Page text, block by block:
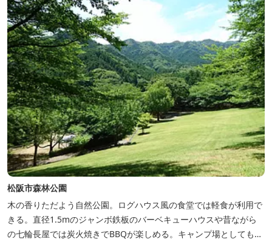
松阪市森林公園
木の香りただよう自然公園。ログハウス風の食堂では軽食が利用で
きる。直径1.5mのジャンボ鉄板のバーベキューハウスや昔ながら
の七輪長屋では炭火焼きでBBQが楽しめる。キャンプ場としても人